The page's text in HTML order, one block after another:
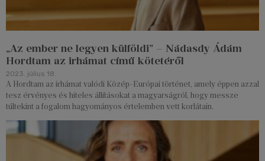
„Az ember ne legyen külföldi” – Nádasdy Ádám
Hordtam az irhámat című kötetéről
2023. július 18.
A Hordtam az irhámat valódi Közép-Európai történet, amely éppen azzal
tesz érvényes és hiteles állításokat a magyarságról, hogy messze
túltekint a fogalom hagyományos értelemben vett korlátain.